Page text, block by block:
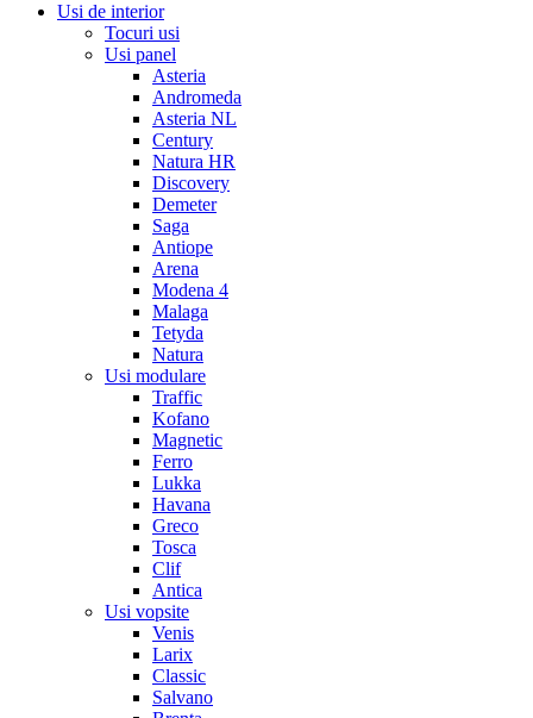
Usi de interior
Tocuri usi
Usi panel
Asteria
Andromeda
Asteria NL
Century
Natura HR
Discovery
Demeter
Saga
Antiope
Arena
Modena 4
Malaga
Tetyda
Natura
Usi modulare
Traffic
Kofano
Magnetic
Ferro
Lukka
Havana
Greco
Tosca
Clif
Antica
Usi vopsite
Venis
Larix
Classic
Salvano